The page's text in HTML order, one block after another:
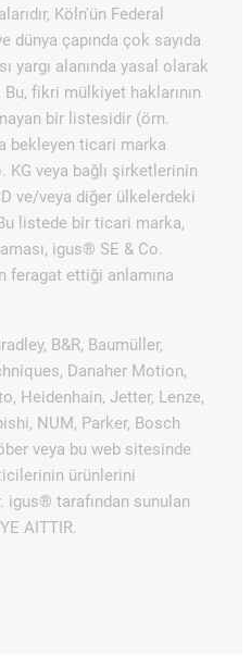
Köln'ün Federal
dünya çapında çok sayıda
yargı alanında yasal olarak
fikri mülkiyet haklarının
bir listesidir (örn.
bekleyen ticari marka
KG veya bağlı şirketlerinin
ve/veya diğer ülkelerdeki
listede bir ticari marka,
igus® SE & Co.
feragat ettiği anlamına
B&R, Baumüller,
Danaher Motion,
Heidenhain, Jetter, Lenze,
NUM, Parker, Bosch
veya bu web sitesinde
ürünlerini
igus® tarafından sunulan
AITTIR.